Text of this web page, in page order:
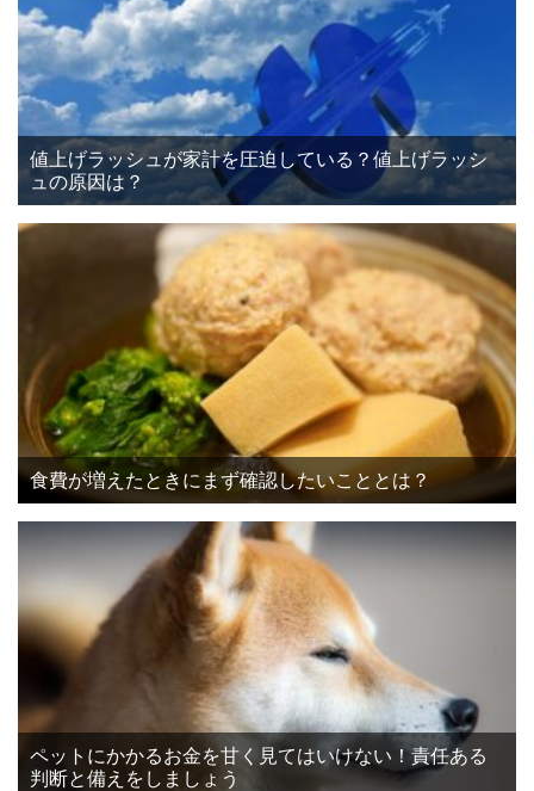
値上げラッシュが家計を圧迫している？値上げラッシ
ュの原因は？
食費が増えたときにまず確認したいこととは？
ペットにかかるお金を甘く見てはいけない！責任ある
判断と備えをしましょう